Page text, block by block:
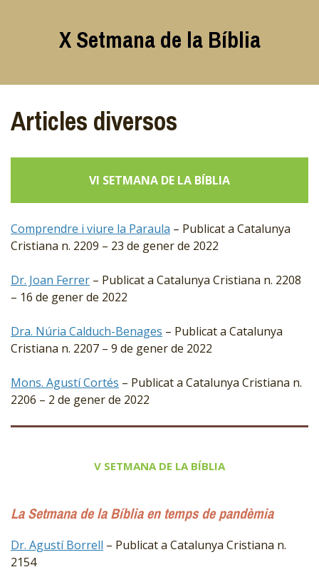
X Setmana de la Bíblia
Articles diversos
VI SETMANA DE LA BÍBLIA
Comprendre i viure la Paraula – Publicat a Catalunya
Cristiana n. 2209 – 23 de gener de 2022
Dr. Joan Ferrer – Publicat a Catalunya Cristiana n. 2208
– 16 de gener de 2022
Dra. Núria Calduch-Benages – Publicat a Catalunya
Cristiana n. 2207 – 9 de gener de 2022
Mons. Agustí Cortés – Publicat a Catalunya Cristiana n.
2206 – 2 de gener de 2022
V SETMANA DE LA BÍBLIA
La Setmana de la Bíblia en temps de pandèmia
Dr. Agustí Borrell – Publicat a Catalunya Cristiana n.
2154